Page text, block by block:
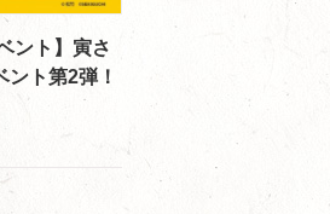
ント】寅さ
ト第2弾！